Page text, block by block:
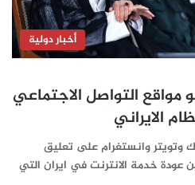
أخبار دولية
مواقع التواصل الاجتماعي
الايراني
وتويتر وانستغرام على تعليق
عودة خدمة الانترنت في ايران التي